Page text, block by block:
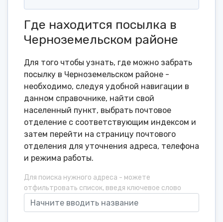
Где находится посылка в
Черноземельском районе
Для того чтобы узнать, где можно забрать
посылку в Черноземельском районе -
необходимо, следуя удобной навигации в
данном справочнике, найти свой
населенный пункт, выбрать почтовое
отделение с соответствующим индексом и
затем перейти на страницу почтового
отделения для уточнения адреса, телефона
и режима работы.
Для поиска нужного адреса - можете
отфильтровать список, введя ключевое слово